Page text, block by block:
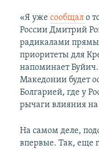
«Я уже сообщал о
России Дмитрий
радикалами
приоритеты для
напоминает
Македонии будет
Болгарией, где у
рычаги влияния
На самом деле,
впервые. Так, еще